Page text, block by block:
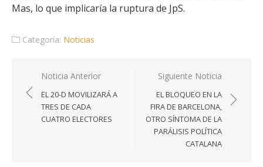
Mas, lo que implicaría la ruptura de JpS.
Categoría: Noticias
Navegación
de
entradas
Noticia Anterior
EL 20-D MOVILIZARÁ A
TRES DE CADA
CUATRO ELECTORES
Siguiente Noticia
EL BLOQUEO EN LA
FIRA DE BARCELONA,
OTRO SÍNTOMA DE LA
PARÁLISIS POLÍTICA
CATALANA